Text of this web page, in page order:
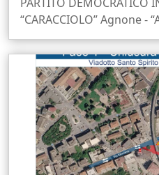
“CARACCIOLO” Agnone -